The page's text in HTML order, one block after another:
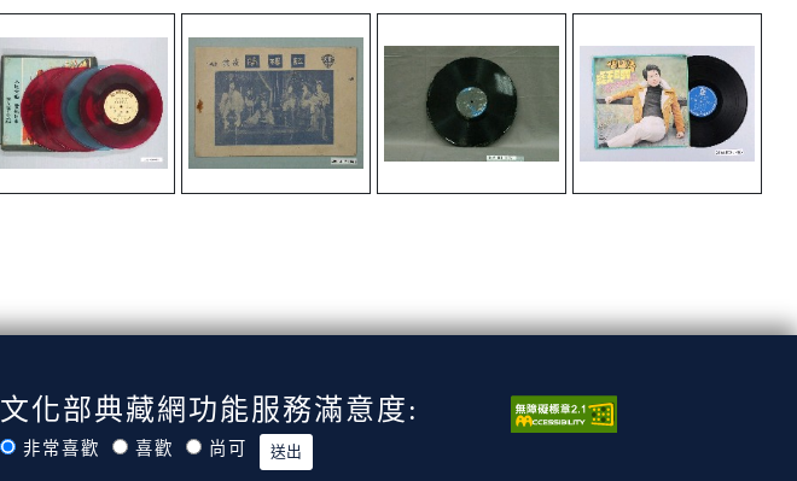
文化部典藏網功能服務滿意度:
非常喜歡 喜歡 尚可